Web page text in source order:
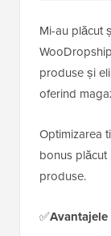
Mi-au plăcut
produse și
oferind
Optimizarea
bonus
produse.
✅